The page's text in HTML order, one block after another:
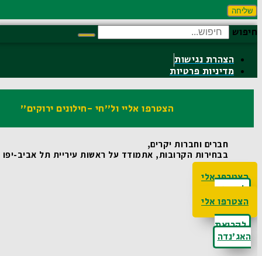
שליחה
חיפוש
הצהרת נגישות
מדיניות פרטיות
הצטרפו אליי ול"חי -חילונים ירוקים"
חברים וחברות יקרים,
בבחירות הקרובות, אתמודד על ראשות עיריית תל אביב-יפו
הצטרפו אלי
לקריאת
האג'נדה
הצטרפו אלי
לקריאת
האג'נדה